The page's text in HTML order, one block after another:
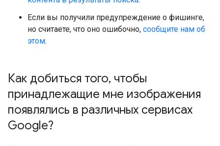
Если вы получили предупреждение о фишинге,
но считаете, что оно ошибочно, сообщите нам об
этом.
Как добиться того, чтобы
принадлежащие мне изображения
появлялись в различных сервисах
Google?